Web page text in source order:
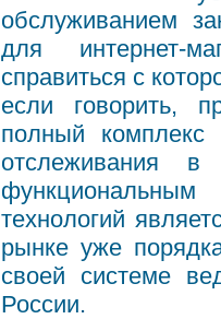
обслуживанием
для интернет-
справиться с
если говорить,
полный комплекс
отслеживания
технологий
рынке уже
своей системе
России.